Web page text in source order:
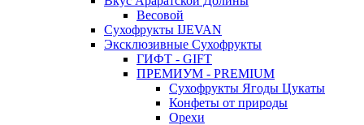
Весовой
Сухофрукты IJEVAN
Эксклюзивные Сухофрукты
ГИФТ - GIFT
ПРЕМИУМ - PREMIUM
Сухофрукты Ягоды Цукаты
Конфеты от природы
Орехи